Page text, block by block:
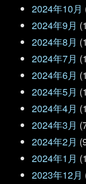
2024年10月
2024年9月
2024年8月
2024年7月
2024年6月
2024年5月
2024年4月
2024年3月
2024年2月
2024年1月
2023年12月